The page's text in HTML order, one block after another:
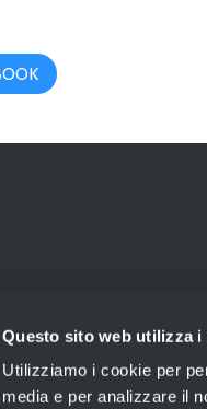
Questo sito web utilizza i
Utilizziamo i cookie per
media e per analizzare il